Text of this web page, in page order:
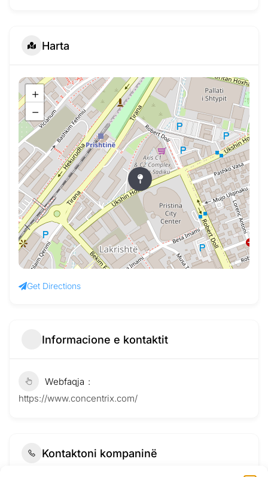
Harta
+
−
Get Directions
Informacione e kontaktit
Webfaqja
https://www.concentrix.com/
Kontaktoni kompaninë